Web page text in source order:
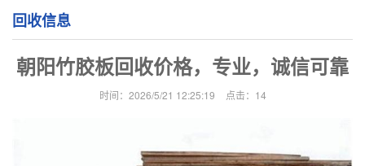
回收信息
朝阳竹胶板回收价格，专业，诚信可靠
时间：2026/5/21 12:25:19 点击： 14